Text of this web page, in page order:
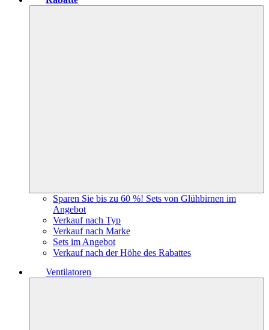
Sparen Sie bis zu 60 %! Sets von Glühbirnen im
Angebot
Verkauf nach Typ
Verkauf nach Marke
Sets im Angebot
Verkauf nach der Höhe des Rabattes
Ventilatoren